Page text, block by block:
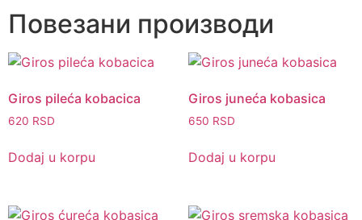
Повезани производи
Giros pileća kobacica
620 RSD
Dodaj u korpu
Giros juneća kobasica
650 RSD
Dodaj u korpu